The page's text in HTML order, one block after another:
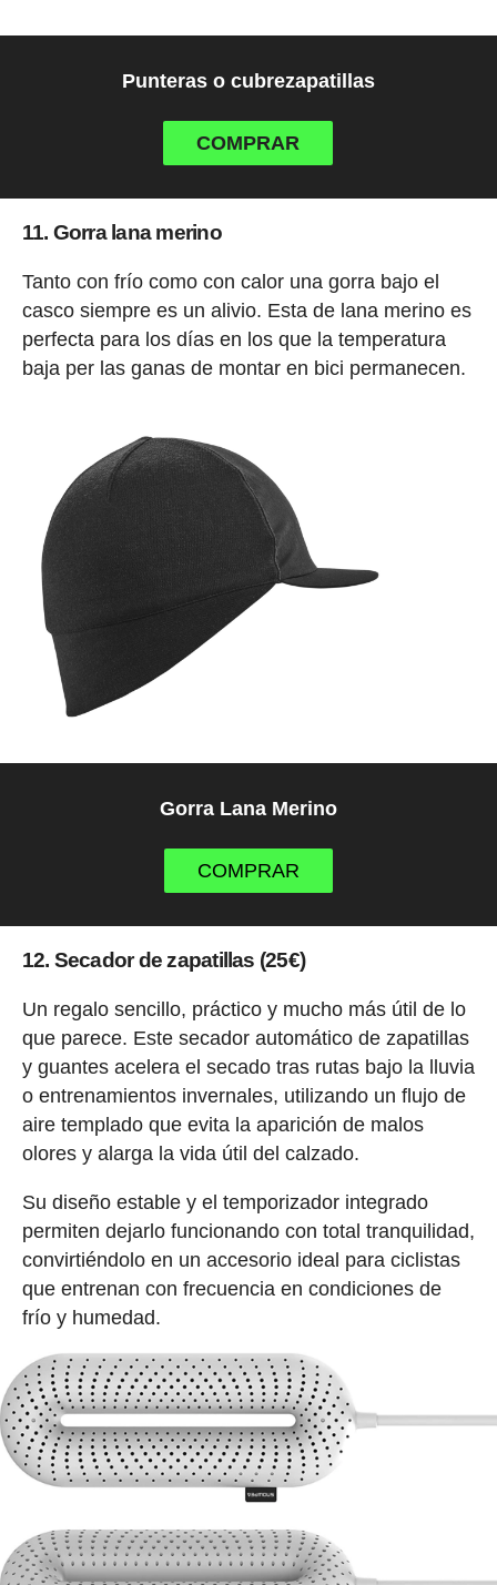
Punteras o cubrezapatillas
COMPRAR
11. Gorra lana merino
Tanto con frío como con calor una gorra bajo el
casco siempre es un alivio. Esta de lana merino es
perfecta para los días en los que la temperatura
baja per las ganas de montar en bici permanecen.
Gorra Lana Merino
COMPRAR
12. Secador de zapatillas (25€)
Un regalo sencillo, práctico y mucho más útil de lo
que parece. Este secador automático de zapatillas
y guantes acelera el secado tras rutas bajo la lluvia
o entrenamientos invernales, utilizando un flujo de
aire templado que evita la aparición de malos
olores y alarga la vida útil del calzado.
Su diseño estable y el temporizador integrado
permiten dejarlo funcionando con total tranquilidad,
convirtiéndolo en un accesorio ideal para ciclistas
que entrenan con frecuencia en condiciones de
frío y humedad.